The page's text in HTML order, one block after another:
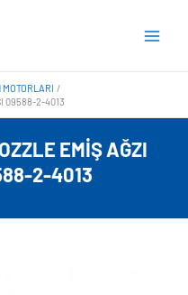
MOTORLARI
09588-2-4013
EMIŞ AĞZI
2-4013